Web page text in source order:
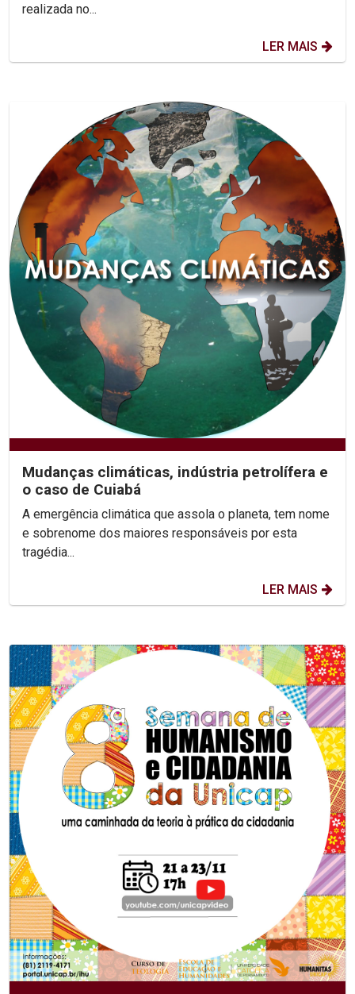
realizada no...
LER MAIS
Mudanças climáticas, indústria petrolífera e
o caso de Cuiabá
A emergência climática que assola o planeta, tem nome
e sobrenome dos maiores responsáveis por esta
tragédia...
LER MAIS